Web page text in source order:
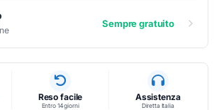
Sempre gratuito
Reso facile
Entro 14 giorni
Assistenza
Diretta Italia